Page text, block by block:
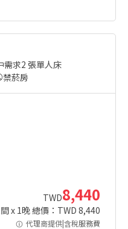
需求2 張單人床
禁菸房
TWD8,440
間 x 1晚 總價：TWD 8,440
代理商提供|含稅服務費